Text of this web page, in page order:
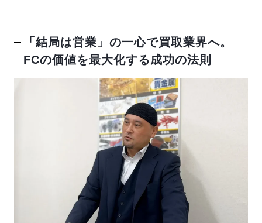
運営会社
「結局は営業」の一心で買取業界へ。
FCの価値を最大化する成功の法則